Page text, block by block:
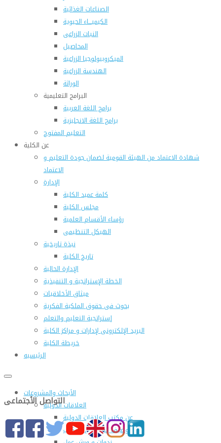
الصناعات الغذائية
الكيميـــاء الحيوية
النبات الزراعى
المحاصيل
الميكروبيولوجيا الزراعية
الهندسة الزراعية
الوراثة
البرامج التعليمية
برامج اللغة العربية
برامج اللغة الانجليزية
التعليم المفتوح
عن الكلية
شهادة الاعتماد من الهيئة القومية لضمان جودة التعليم و
الاعتماد
الإدارة
كلمة عميد الكلية
مجلس الكلية
رؤساء الأقسام العلمية
الهيكل التنظيمى
نبذة تاريخية
تاريخ الكلية
الإدارة الحالية
الخطة الإستراتجية و التنفيذية
ميثاق الأخلاقيات
بحوث فى حقوق الملكية الفكرية
إستراتجية التعليم والتعلم
البريد الإلكترونى لإدارات و مراكز الكلية
خريطة الكلية
الرئيسيه
الأبحاث والمشروعات
العلاقات الدولية
عن مكتب العلاقات الدولية
التوصيف الوظيفى للمكتب
التواصل الأجتماعى